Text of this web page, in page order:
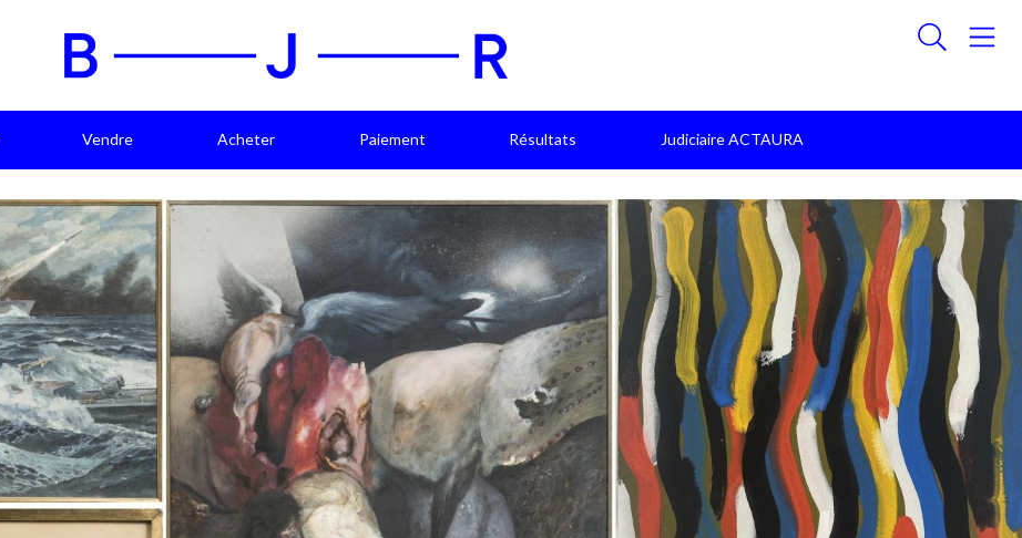
Vendre Acheter Paiement Résultats Judiciaire ACTAURA